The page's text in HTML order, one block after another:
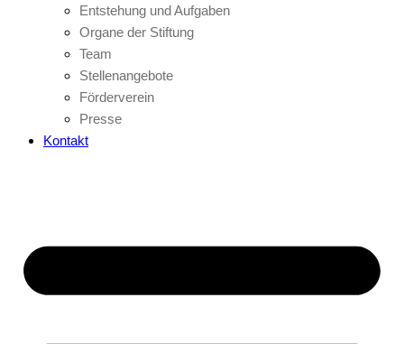
Entstehung und Aufgaben
Organe der Stiftung
Team
Stellenangebote
Förderverein
Presse
Kontakt